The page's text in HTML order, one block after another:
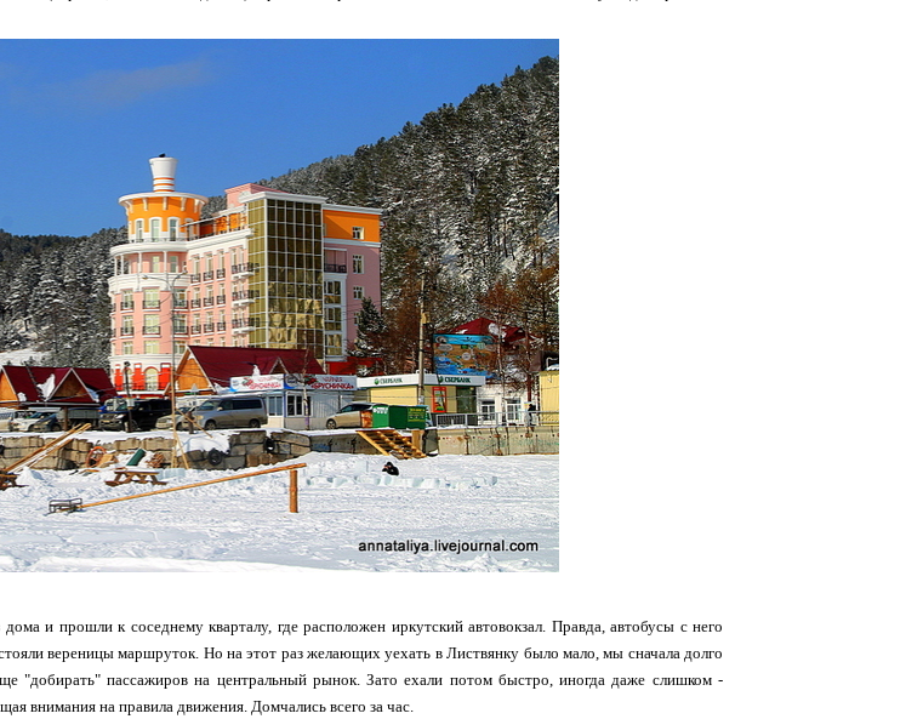
и прошли к соседнему кварталу, где расположен иркутский автовокзал. Правда, автобусы с него
вереницы маршруток. Но на этот раз желающих уехать в Листвянку было мало, мы сначала долго
"добирать" пассажиров на центральный рынок. Зато ехали потом быстро, иногда даже слишком -
внимания на правила движения. Домчались всего за час.